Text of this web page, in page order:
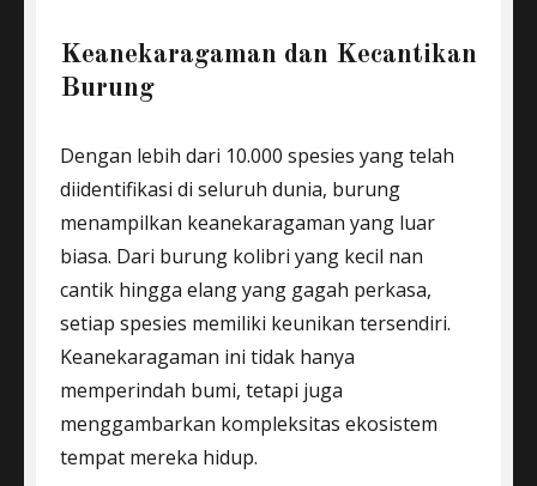
Keanekaragaman dan Kecantikan
Burung
Dengan lebih dari 10.000 spesies yang telah
diidentifikasi di seluruh dunia, burung
menampilkan keanekaragaman yang luar
biasa. Dari burung kolibri yang kecil nan
cantik hingga elang yang gagah perkasa,
setiap spesies memiliki keunikan tersendiri.
Keanekaragaman ini tidak hanya
memperindah bumi, tetapi juga
menggambarkan kompleksitas ekosistem
tempat mereka hidup.